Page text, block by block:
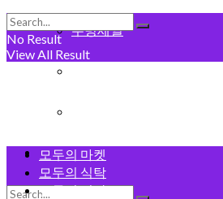
무빙세일
모두의 게시판
No Result
View All Result
모두의 마켓
모두의 식탁
모두의 건강